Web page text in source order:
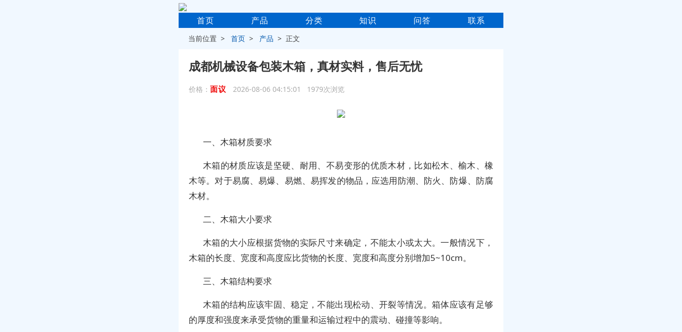
首页 产品 分类 知识 问答 联系
当前位置 >首页 > 产品 > 正文
成都机械设备包装木箱，真材实料，售后无忧
价格： 面议 2026-08-06 04:15:01 1979次浏览
一、木箱材质要求
木箱的材质应该是坚硬、耐用、不易变形的优质木材，比如松木、榆木、橡
木等。对于易腐、易爆、易燃、易挥发的物品，应选用防潮、防火、防爆、防腐
木材。
二、木箱大小要求
木箱的大小应根据货物的实际尺寸来确定，不能太小或太大。一般情况下，
木箱的长度、宽度和高度应比货物的长度、宽度和高度分别增加5~10cm。
三、木箱结构要求
木箱的结构应该牢固、稳定，不能出现松动、开裂等情况。箱体应该有足够
的厚度和强度来承受货物的重量和运输过程中的震动、碰撞等影响。